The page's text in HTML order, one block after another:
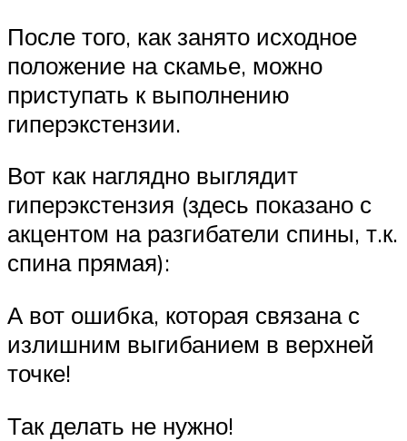
После того, как занято исходное
положение на скамье, можно
приступать к выполнению
гиперэкстензии.
Вот как наглядно выглядит
гиперэкстензия (здесь показано с
акцентом на разгибатели спины, т.к.
спина прямая):
А вот ошибка, которая связана с
излишним выгибанием в верхней
точке!
Так делать не нужно!